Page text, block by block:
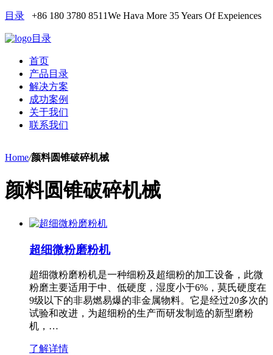
目录 +86 180 3780 8511We Hava More 35 Years Of Expeiences
目录
首页
产品目录
解决方案
成功案例
关于我们
联系我们
Home/颜料圆锥破碎机械
颜料圆锥破碎机械
超细微粉磨粉机
超细微粉磨粉机是一种细粉及超细粉的加工设备，此微
粉磨主要适用于中、低硬度，湿度小于6%，莫氏硬度在
9级以下的非易燃易爆的非金属物料。它是经过20多次的
试验和改进，为超细粉的生产而研发制造的新型磨粉
机，…
了解详情